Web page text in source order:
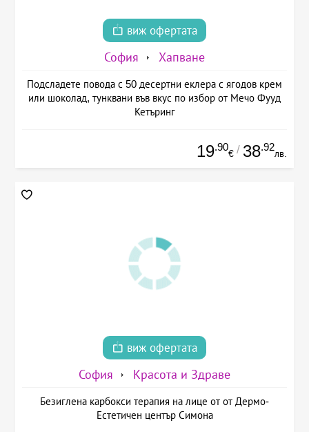
виж офертата
София Хапване
Подсладете повода с 50 десертни еклера с ягодов крем
или шоколад, тунквани във вкус по избор от Мечо Фууд
Кетъринг
19.90
€ / 38.92
лв.
виж офертата
София Красота и Здраве
Безиглена карбокси терапия на лице от от Дермо-
Естетичен център Симона